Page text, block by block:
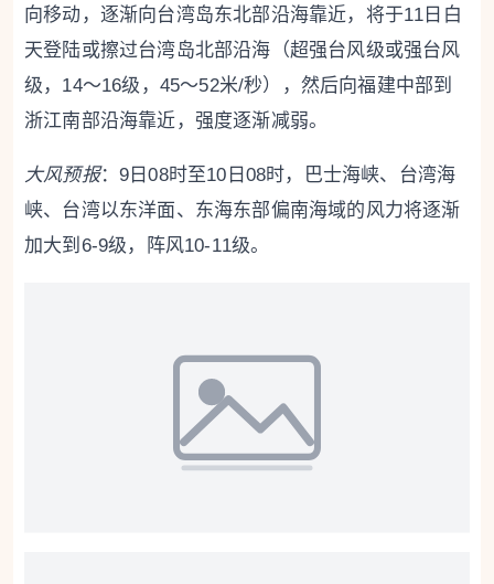
向移动，逐渐向台湾岛东北部沿海靠近，将于11日白
天登陆或擦过台湾岛北部沿海（超强台风级或强台风
级，14～16级，45～52米/秒），然后向福建中部到
浙江南部沿海靠近，强度逐渐减弱。
大风预报：9日08时至10日08时，巴士海峡、台湾海
峡、台湾以东洋面、东海东部偏南海域的风力将逐渐
加大到6-9级，阵风10-11级。